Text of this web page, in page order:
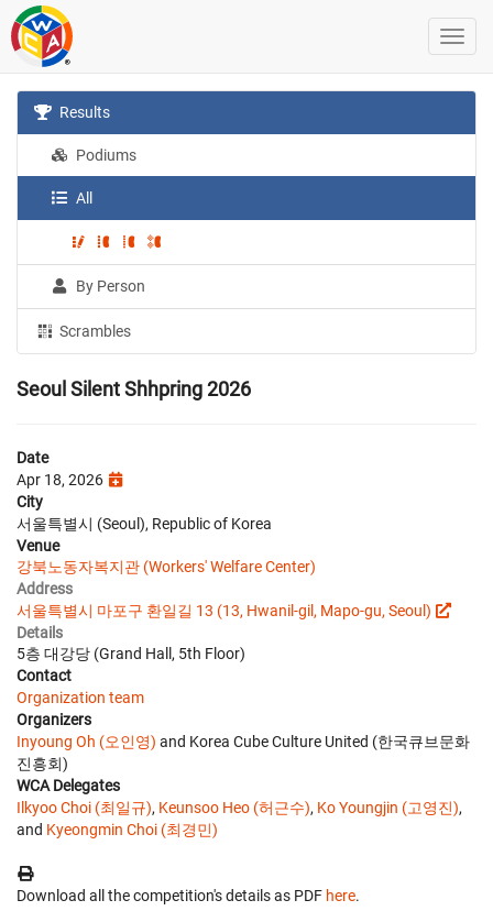
Results
Podiums
All
By Person
Scrambles
Seoul Silent Shhpring 2026
Date
Apr 18, 2026
City
서울특별시 (Seoul), Republic of Korea
Venue
강북노동자복지관 (Workers' Welfare Center)
Address
서울특별시 마포구 환일길 13 (13, Hwanil-gil, Mapo-gu, Seoul)
Details
5층 대강당 (Grand Hall, 5th Floor)
Contact
Organization team
Organizers
Inyoung Oh (오인영) and Korea Cube Culture United (한국큐브문화
진흥회)
WCA Delegates
Ilkyoo Choi (최일규), Keunsoo Heo (허근수), Ko Youngjin (고영진),
and Kyeongmin Choi (최경민)
Download all the competition's details as PDF here.